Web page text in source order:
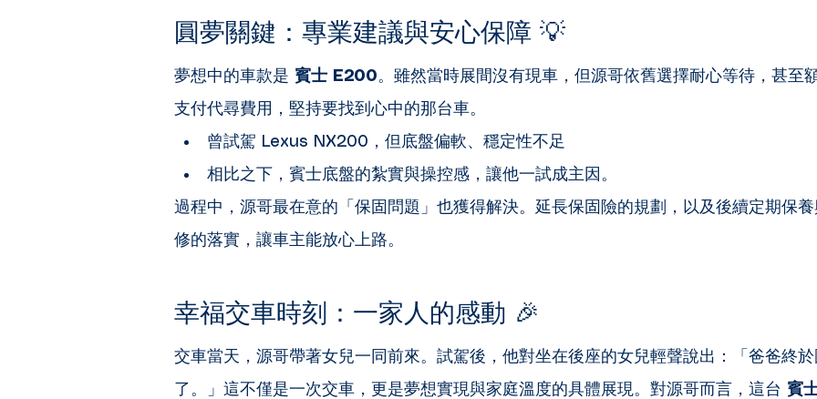
圓夢關鍵：專業建議與安心保障 💡
夢想中的車款是 賓士 E200。雖然當時展間沒有現車，但源哥依舊選擇耐心等待，甚至
支付代尋費用，堅持要找到心中的那台車。
曾試駕 Lexus NX200，但底盤偏軟、穩定性不足
相比之下，賓士底盤的紮實與操控感，讓他一試成主因。
過程中，源哥最在意的「保固問題」也獲得解決。延長保固險的規劃，以及後續定期保
修的落實，讓車主能放心上路。
幸福交車時刻：一家人的感動 🎉
交車當天，源哥帶著女兒一同前來。試駕後，他對坐在後座的女兒輕聲說出：「爸爸終
了。」這不僅是一次交車，更是夢想實現與家庭溫度的具體展現。對源哥而言，這台 賓